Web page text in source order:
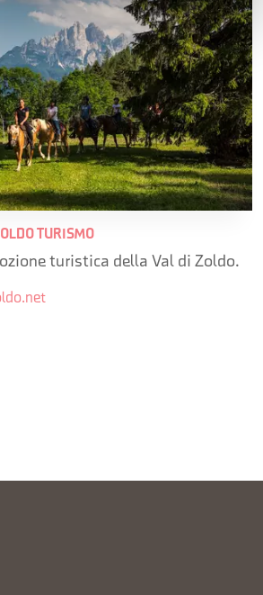
TURISMO
turistica della Val di Zoldo.